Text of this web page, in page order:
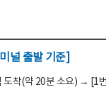
널 출발 기준]
착(약 20분 소요) → [1